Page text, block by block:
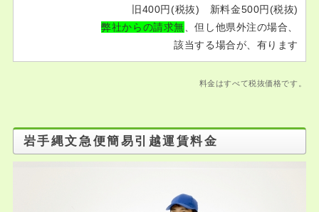
旧400円(税抜) 新料金500円(税抜)
弊社からの請求無 、但し他県外注の場合、
該当する場合が、有ります
料金はすべて税抜価格です。
岩手縄文急便簡易引越運賃料金